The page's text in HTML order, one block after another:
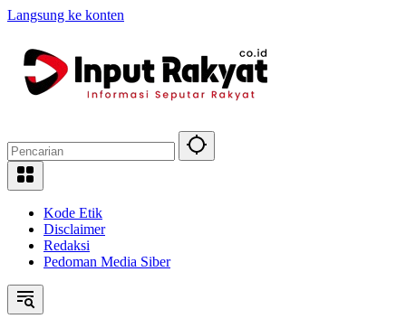
Langsung ke konten
Kode Etik
Disclaimer
Redaksi
Pedoman Media Siber